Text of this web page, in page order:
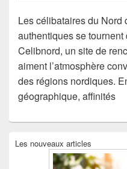
Les célibataires du Nord
authentiques se
Celibnord, un site de
aiment l’atmosphère
des régions nordiques.
géographique, affinités
principale
Les nouveaux articles